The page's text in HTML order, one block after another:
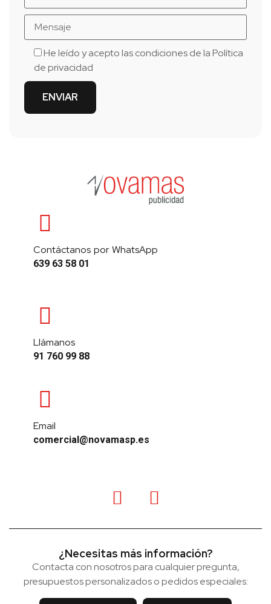
He leído y acepto las condiciones de laPolítica
de privacidad
Contáctanos por WhatsApp
639 63 58 01
Llámanos
91 760 99 88
Email
comercial@novamasp.es
¿Necesitas más información?
Contacta con nosotros para cualquier pregunta,
presupuestos personalizados o pedidos especiales: